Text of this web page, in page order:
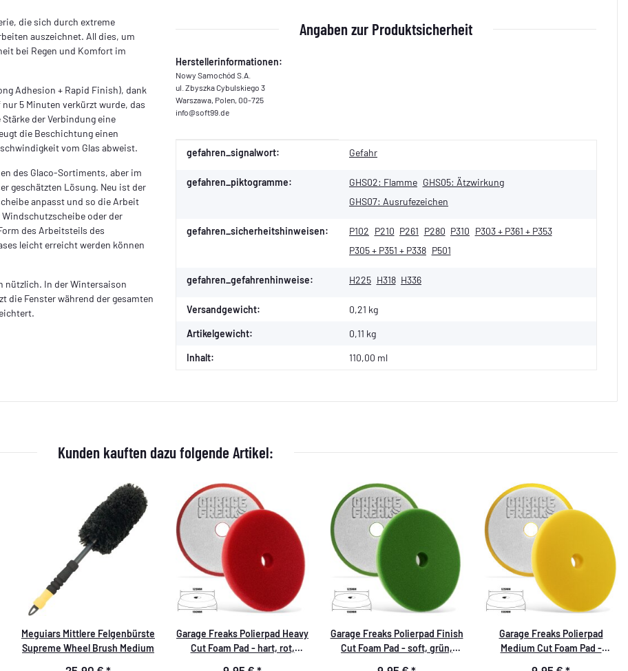
die sich durch extreme
auszeichnet. All dies, um
bei Regen und Komfort im
Adhesion + Rapid Finish), dank
5 Minuten verkürzt wurde, das
der Verbindung eine
die Beschichtung einen
vom Glas abweist.
des Glaco-Sortiments, aber im
geschätzten Lösung. Neu ist der
anpasst und so die Arbeit
oder der
des Arbeitsteils des
leicht erreicht werden können
nützlich. In der Wintersaison
die Fenster während der gesamten
Angaben zur Produktsicherheit
Herstellerinformationen:
Nowy Samochód S.A.
ul. Zbyszka Cybulskiego 3
Warszawa, Polen, 00-725
info@soft99.de
Produkteigenschaft
Wert
gefahren_signalwort: Gefahr
gefahren_piktogramme: GHS02: Flamme GHS05: Ätzwirkung
GHS07: Ausrufezeichen
gefahren_sicherheitshinweisen: P102 P210 P261 P280 P310 P303 + P361 + P353
P305 + P351 + P338 P501
gefahren_gefahrenhinweise: H225 H318 H336
Versandgewicht: 0,21 kg
Artikelgewicht: 0,11 kg
Inhalt: 110,00 ml
Kunden kauften dazu folgende Artikel:
Meguiars Mittlere Felgenbürste
Supreme Wheel Brush Medium
Garage Freaks Polierpad Heavy
Cut Foam Pad - hart, rot,
Garage Freaks Polierpad Finish
Cut Foam Pad - soft, grün,
Garage Freaks Polierpad
Medium Cut Foam Pad -